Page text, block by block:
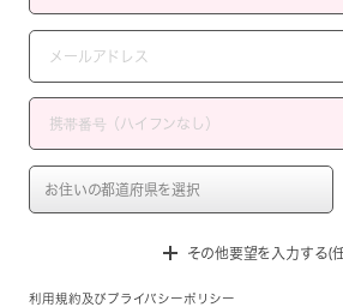
その他要望を入力する(任
利用規約 及び プライバシーポリシー